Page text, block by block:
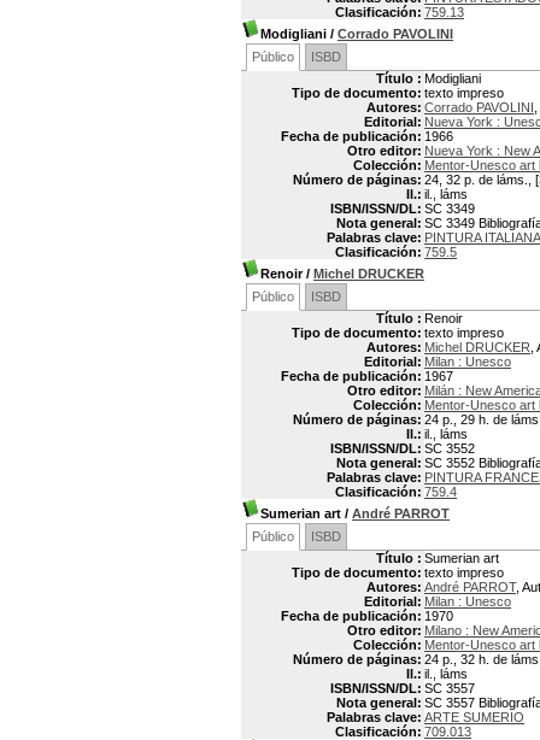
Clasificación: 759.13
Modigliani / Corrado PAVOLINI
Público
ISBD
Título : Modigliani
Tipo de documento: texto impreso
Autores: Corrado PAVOLINI
Editorial: Nueva York :
Fecha de publicación: 1966
Otro editor: Nueva York : New
Colección: Mentor-Unesco art
Número de páginas: 24, 32 p. de láms.,
Il.: il., láms
ISBN/ISSN/DL: SC 3349
Nota general: SC 3349
Palabras clave: PINTURA ITALIANA
Clasificación: 759.5
Renoir/ Michel DRUCKER
Público
ISBD
Título : Renoir
Tipo de documento: texto impreso
Autores: Michel DRUCKER
Editorial: Milan : Unesco
Fecha de publicación: 1967
Otro editor: Milán : New
Colección: Mentor-Unesco art
Número de páginas: 24 p., 29 h. de
Il.: il., láms
ISBN/ISSN/DL: SC 3552
Nota general: SC 3552
Palabras clave: PINTURA
Clasificación: 759.4
Sumerian art / André PARROT
Público
ISBD
Título : Sumerian art
Tipo de documento: texto impreso
Autores: André PARROT,
Editorial: Milan : Unesco
Fecha de publicación: 1970
Otro editor: Milano : New
Colección: Mentor-Unesco art
Número de páginas: 24 p., 32 h. de
Il.: il., láms
ISBN/ISSN/DL: SC 3557
Nota general: SC 3557
Palabras clave: ARTE SUMERIO
Clasificación: 709.013